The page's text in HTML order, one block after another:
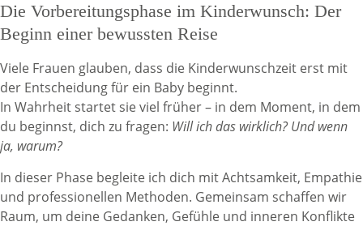
Die Vorbereitungsphase im Kinderwunsch: Der
Beginn einer bewussten Reise
Viele Frauen glauben, dass die Kinderwunschzeit erst mit
der Entscheidung für ein Baby beginnt.
In Wahrheit startet sie viel früher – in dem Moment, in dem
du beginnst, dich zu fragen: Will ich das wirklich? Und wenn
ja, warum?
In dieser Phase begleite ich dich mit Achtsamkeit, Empathie
und professionellen Methoden. Gemeinsam schaffen wir
Raum, um deine Gedanken, Gefühle und inneren Konflikte